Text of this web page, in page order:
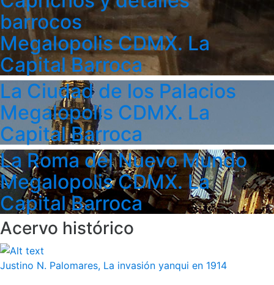
barrocos
Megalopolis CDMX. La
Capital Barroca
La Ciudad de los Palacios
Megalopolis CDMX. La
Capital Barroca
La Roma del Nuevo Mundo
Megalopolis CDMX. La
Capital Barroca
Acervo histórico
Justino N. Palomares, La invasión yanqui en 1914